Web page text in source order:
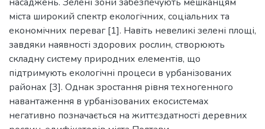
міста широкий спектр екологічних, соціальних та
економічних переваг [1]. Навіть невеликі зелені площі,
завдяки наявності здорових рослин, створюють
складну систему природних елементів, що
підтримують екологічні процеси в урбанізованих
районах [3]. Однак зростання рівня техногенного
навантаження в урбанізованих екосистемах
негативно позначається на життєздатності деревних